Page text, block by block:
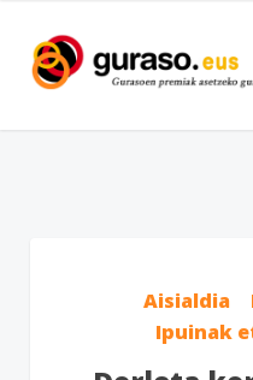
Aisialdia
Ipuinak